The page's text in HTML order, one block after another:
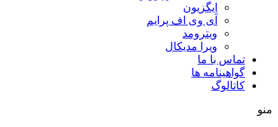
ایگزیون
آی وی اف پرایم
ویترومد
ویرا مدیکال
تماس با ما
گواهینامه ها
کاتالوگ
منو